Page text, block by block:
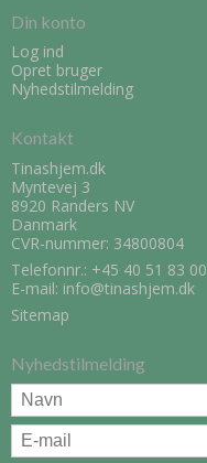
Din konto
Log ind
Opret bruger
Nyhedstilmelding
Kontakt
Tinashjem.dk
Myntevej 3
8920 Randers NV
Danmark
CVR-nummer: 34800804
Telefonnr.: +45 40 51 83 00
E-mail: info@tinashjem.dk
Sitemap
Nyhedstilmelding